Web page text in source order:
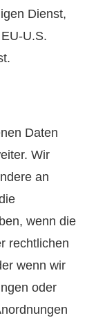
Dienst,
U.S.
Daten
Wir
an
wenn die
rechtlichen
wenn wir
oder